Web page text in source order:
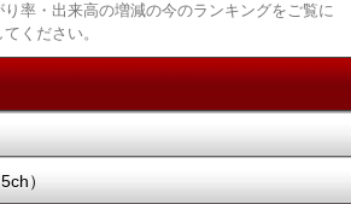
率・出来高の増減の今のランキングをご覧に
ください。
）